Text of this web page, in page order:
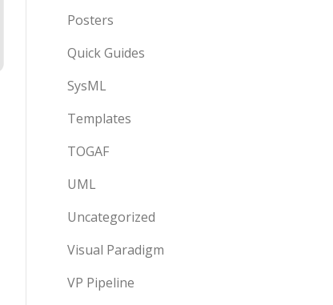
Posters
Quick Guides
SysML
Templates
TOGAF
UML
Uncategorized
Visual Paradigm
VP Pipeline